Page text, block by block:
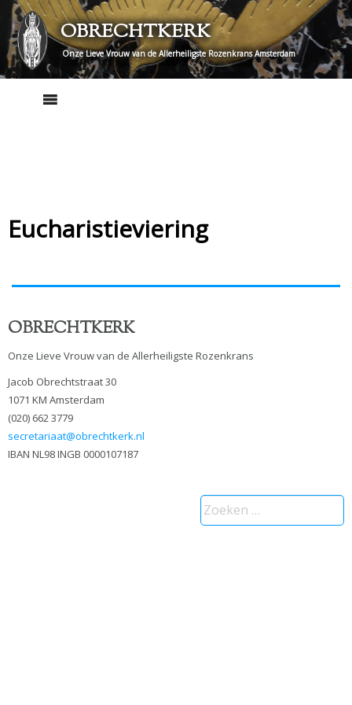
Skip
to
content
OBRECHTKERK
Onze Lieve Vrouw van de Allerheiligste Rozenkrans Amsterdam
Eucharistieviering
OBRECHTKERK
Onze Lieve Vrouw van de Allerheiligste Rozenkrans
Jacob Obrechtstraat 30
1071 KM Amsterdam
(020) 662 3779
secretariaat@obrechtkerk.nl
IBAN NL98 INGB 0000107187
Zoeken
naar: